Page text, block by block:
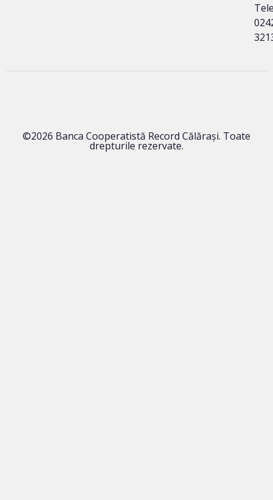
©2026 Banca Cooperatistă Record Călărași. Toate
drepturile rezervate.